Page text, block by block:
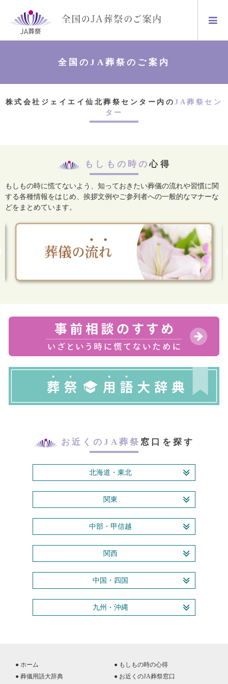
全国のJA葬祭のご案内
株式会社ジェイエイ仙北葬祭センター内のJA葬祭セン
ター
もしもの時の心得
もしもの時に慌てないよう、知っておきたい葬儀の流れや習慣に関
する各種情報をはじめ、 挨拶文例やご参列者への一般的なマナーな
どをまとめています。
お近くのJA葬祭 窓口を探す
北海道・東北
関東
中部・甲信越
関西
中国・四国
九州・沖縄
● ホーム
● もしもの時の心得
● 葬儀用語大辞典
● お近くのJA葬祭窓口